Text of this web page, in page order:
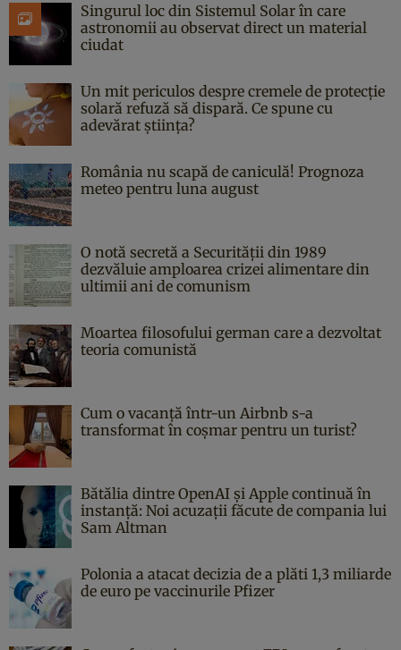
Singurul loc din Sistemul Solar în care
astronomii au observat direct un material
ciudat
Un mit periculos despre cremele de protecție
solară refuză să dispară. Ce spune cu
adevărat știința?
România nu scapă de caniculă! Prognoza
meteo pentru luna august
O notă secretă a Securității din 1989
dezvăluie amploarea crizei alimentare din
ultimii ani de comunism
Moartea filosofului german care a dezvoltat
teoria comunistă
Cum o vacanță într-un Airbnb s-a
transformat în coșmar pentru un turist?
Bătălia dintre OpenAI și Apple continuă în
instanță: Noi acuzații făcute de compania lui
Sam Altman
Polonia a atacat decizia de a plăti 1,3 miliarde
de euro pe vaccinurile Pfizer